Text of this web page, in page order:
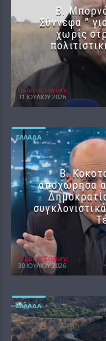
B.
Σύννεφα ”
χωρίς
Γιώργος Σαχίνης
31 ΙΟΥΛΊΟΥ 2026
ΕΛΛΆΔΑ
Β.
αποχώρησα
Γιώργος Σαχίνης
30 ΙΟΥΛΊΟΥ 2026
ΕΛΛΆΔΑ